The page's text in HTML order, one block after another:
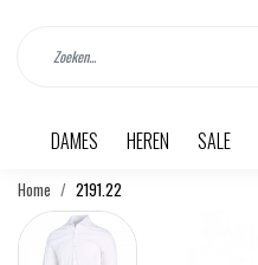
DAMES HEREN SALE
Home 2191.22